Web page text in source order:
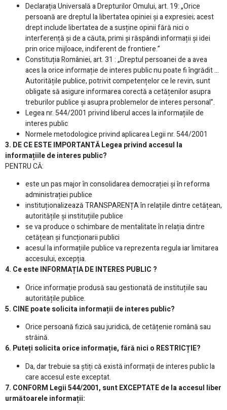
Declarația Universală a Drepturilor Omului, art. 19: „Orice
persoană are dreptul la libertatea opiniei și a expresiei; acest
drept include libertatea de a susține opinii fără nici o
interferență și de a căuta, primi și răspândi informații și idei
prin orice mijloace, indiferent de frontiere.”
Constituția României, art. 31 : „Dreptul persoanei de a avea
aces la orice informație de interes public nu poate fi îngrădit …
Autoritățile publice, potrivit competențelor ce le revin, sunt
obligate să asigure informarea corectă a cetățenilor asupra
treburilor publice și asupra problemelor de interes personal”.
Legea nr. 544/2001 privind liberul acces la informațiile de
interes public
Normele metodologice privind aplicarea Legii nr. 544/2001
3. DE CE ESTE IMPORTANTĂ Legea privind accesul la
informațiile de interes public?
PENTRU CĂ:
este un pas major în consolidarea democrației și în reforma
administrației publice
instituționalizează TRANSPARENȚA în relațiile dintre cetățean,
autoritățile și instituțiile publice
se va produce o schimbare de mentalitate în relația dintre
cetățean și funcționarii publici
acesul la informațiile publice va reprezenta regula iar limitarea
accesului, excepția.
4. Ce este INFORMAȚIA DE INTERES PUBLIC ?
Orice informație produsă sau gestionată de instituțiile sau
autoritățile publice.
5. CINE poate solicita informații de interes public?
Orice persoană fizică sau juridică, de cetățenie română sau
străină.
6. Puteți solicita orice informație, fără nici o RESTRICȚIE?
Da, dar trebuie sa știți că există informații de interes public la
care accesul este exceptat.
7. CONFORM Legii 544/2001, sunt EXCEPTATE de la accesul liber
următoarele informații: